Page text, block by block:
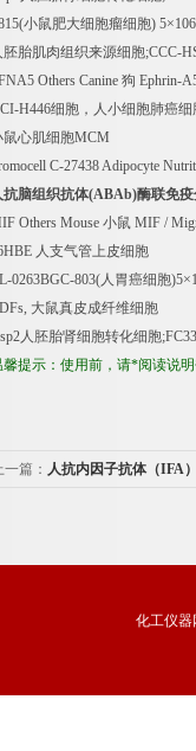
小鼠肥大细胞瘤细胞) 5×
胚胎肌肉组织来源细胞;CCC-
Others Canine 狗 Ephrin-
H446细胞，人小细胞肺癌细
鼠心肌细胞MCM
C-27438 Adipocyte
抗脑组织抗体(ABAb)酶联免
Others Mouse 小鼠 MIF /
人支气管上皮细胞
0263BGC-803(人胃癌细胞)5×
大鼠真皮成纤维细胞
人胚胎肾细胞转化细胞
馨提示：使用前，请*阅读说
一篇： 人抗内因子抗体（IFA
化工仪器